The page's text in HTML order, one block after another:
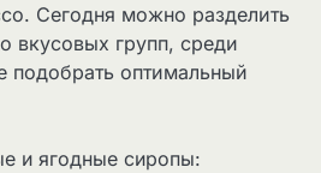
Сегодня можно разделить
вкусовых групп, среди
подобрать оптимальный
и ягодные сиропы: